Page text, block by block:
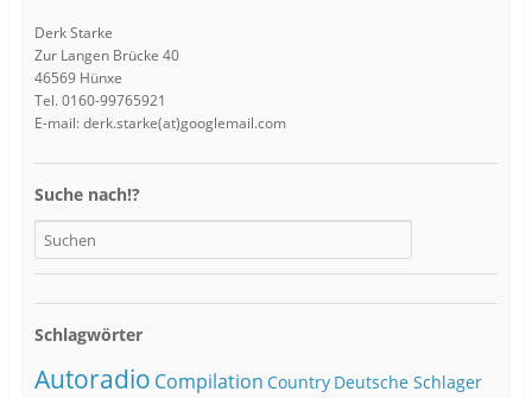
Derk Starke
Zur Langen Brücke 40
46569 Hünxe
Tel. 0160-99765921
E-mail: derk.starke(at)googlemail.com
Suche nach!?
Schlagwörter
Autoradio Compilation Country Deutsche Schlager